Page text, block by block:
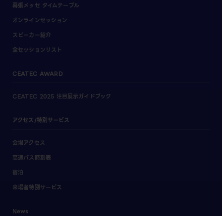
幕張メッセ タイムテーブル
オンラインセッション
スピーカー紹介
全セッションリスト
CEATEC AWARD
CEATEC 2025 注目展示ガイドブック
アクセス/特別サービス
会場アクセス
高速バス時刻表
宿泊
来場者特別サービス
News